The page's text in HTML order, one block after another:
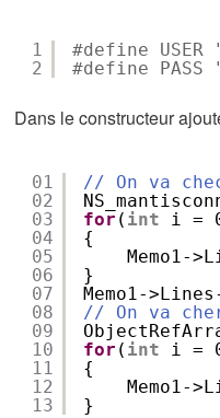
1
2
#define
#define
Dans le constructeur
01
02
03
04
05
06
07
08
09
10
11
12
13
// On va
for ( int
i =
{
}
Memo1-
// On va
for ( int
i =
{
Memo1-
}